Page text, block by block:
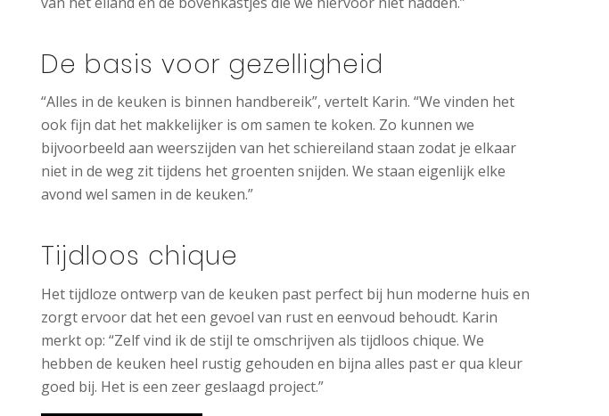
De basis voor gezelligheid
“Alles in de keuken is binnen handbereik”, vertelt Karin. “We vinden het
ook fijn dat het makkelijker is om samen te koken. Zo kunnen we
bijvoorbeeld aan weerszijden van het schiereiland staan zodat je elkaar
niet in de weg zit tijdens het groenten snijden. We staan eigenlijk elke
avond wel samen in de keuken.”
Tijdloos chique
Het tijdloze ontwerp van de keuken past perfect bij hun moderne huis en
zorgt ervoor dat het een gevoel van rust en eenvoud behoudt. Karin
merkt op: “Zelf vind ik de stijl te omschrijven als tijdloos chique. We
hebben de keuken heel rustig gehouden en bijna alles past er qua kleur
goed bij. Het is een zeer geslaagd project.”